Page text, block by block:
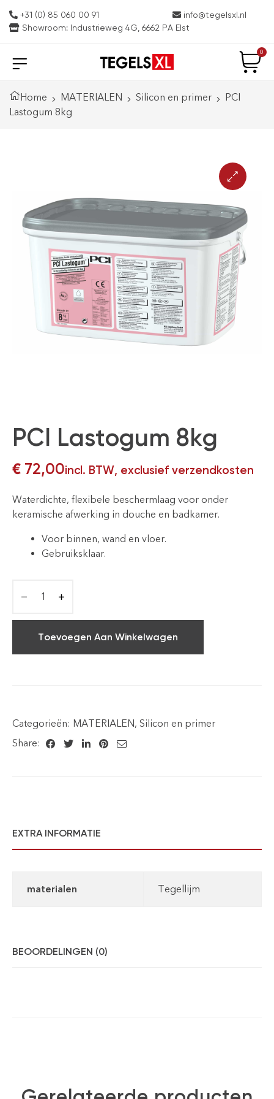
+31 (0) 85 060 00 91
info@tegelsxl.nl
Showroom: Industrieweg 4G, 6662 PA Elst
0
Home MATERIALEN Silicon en primer
PCI
Lastogum 8kg
PCI Lastogum 8kg
€ 72,00incl. BTW, exclusief verzendkosten
Waterdichte, flexibele beschermlaag voor onder
keramische afwerking in douche en badkamer.
Voor binnen, wand en vloer.
Gebruiksklaar.
Toevoegen Aan Winkelwagen
Categorieën: MATERIALEN, Silicon en primer
Share:
EXTRA INFORMATIE
materialen Tegellijm
BEOORDELINGEN (0)